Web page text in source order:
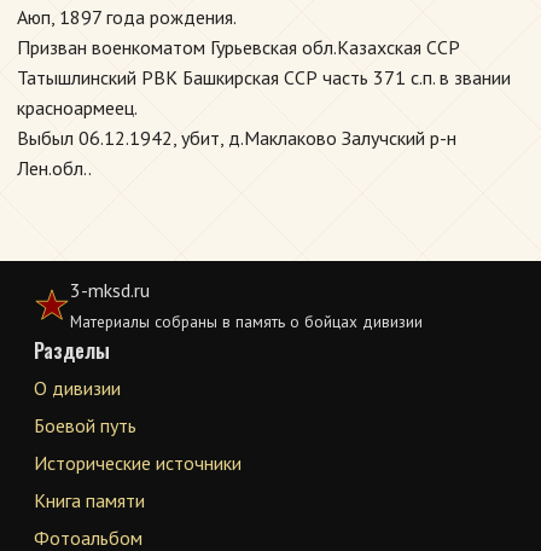
Аюп, 1897 года рождения.
Призван военкоматом Гурьевская обл.Казахская ССР
Татышлинский РВК Башкирская ССР часть 371 с.п. в звании
красноармеец.
Выбыл 06.12.1942, убит, д.Маклаково Залучский р-н
Лен.обл..
3-mksd.ru
Материалы собраны в память о бойцах дивизии
Разделы
О дивизии
Боевой путь
Исторические источники
Книга памяти
Фотоальбом